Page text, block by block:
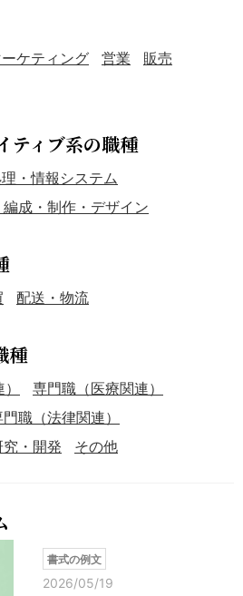
ケティング 営業
販売
ティブ系の職種
・情報システム
成・制作・デザイン
配送・物流
種
専門職（医療関連）
職（法律関連）
・開発 その他
書式の例文
2026/05/19